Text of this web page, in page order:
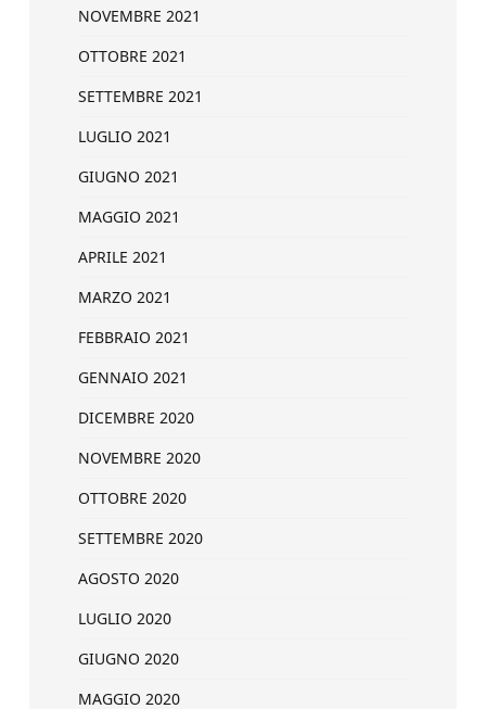
NOVEMBRE 2021
OTTOBRE 2021
SETTEMBRE 2021
LUGLIO 2021
GIUGNO 2021
MAGGIO 2021
APRILE 2021
MARZO 2021
FEBBRAIO 2021
GENNAIO 2021
DICEMBRE 2020
NOVEMBRE 2020
OTTOBRE 2020
SETTEMBRE 2020
AGOSTO 2020
LUGLIO 2020
GIUGNO 2020
MAGGIO 2020